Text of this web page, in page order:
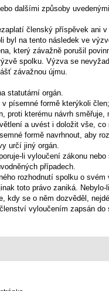
dalšími způsoby
členský příspěvek ani v
byl na tento následek ve
který závažně porušil
spolku. Výzva se
závažnou újmu.
statutární orgán.
písemné formě kterýkoli
proti kterému návrh
a uvést i doložit vše, co
formě navrhnout, aby
určí jiný orgán.
li vyloučení zákonu nebo
případech.
rozhodnutí spolku o svém
toto právo zaniká. Nebylo-
kdy se o něm dozvěděl,
vyloučením zapsán do